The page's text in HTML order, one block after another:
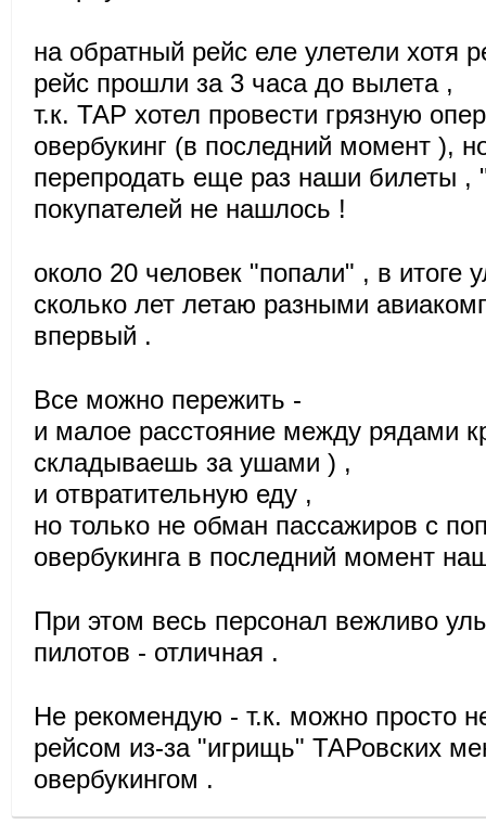
на обратный рейс еле улетели хотя
рейс прошли за 3 часа до вылета ,
т.к. ТАР хотел провести грязную
овербукинг (в последний момент ),
перепродать еще раз наши билеты ,
покупателей не нашлось !
около 20 человек "попали" , в итоге
сколько лет летаю разными
впервый .
Все можно пережить -
и малое расстояние между рядами
складываешь за ушами ) ,
и отвратительную еду ,
но только не обман пассажиров с
овербукинга в последний момент
При этом весь персонал вежливо
пилотов - отличная .
Не рекомендую - т.к. можно просто
рейсом из-за "игрищь" ТАРовских
овербукингом .